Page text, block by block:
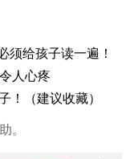
须给孩子读一遍！
人心疼
！（建议收藏）
。